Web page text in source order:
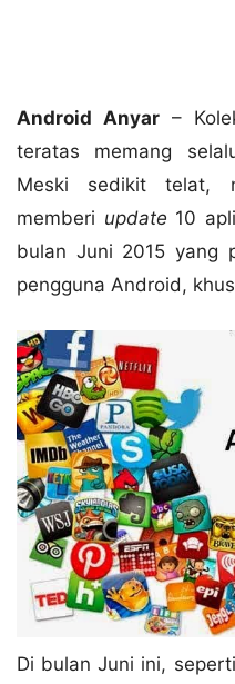
Android Anyar–
teratas memang
Meski sedikit telat,
memberi update 10
bulan Juni 2015 yang
pengguna Android,
Di bulan Juni ini,